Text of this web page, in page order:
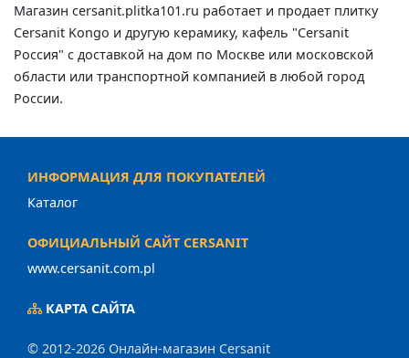
Магазин cersanit.plitka101.ru работает и продает плитку
Cersanit Kongo и другую керамику, кафель "Cersanit
Россия" с доставкой на дом по Москве или московской
области или транспортной компанией в любой город
России.
ИНФОРМАЦИЯ ДЛЯ ПОКУПАТЕЛЕЙ
Каталог
ОФИЦИАЛЬНЫЙ САЙТ CERSANIT
www.cersanit.com.pl
КАРТА САЙТА
© 2012-2026 Онлайн-магазин Cersanit